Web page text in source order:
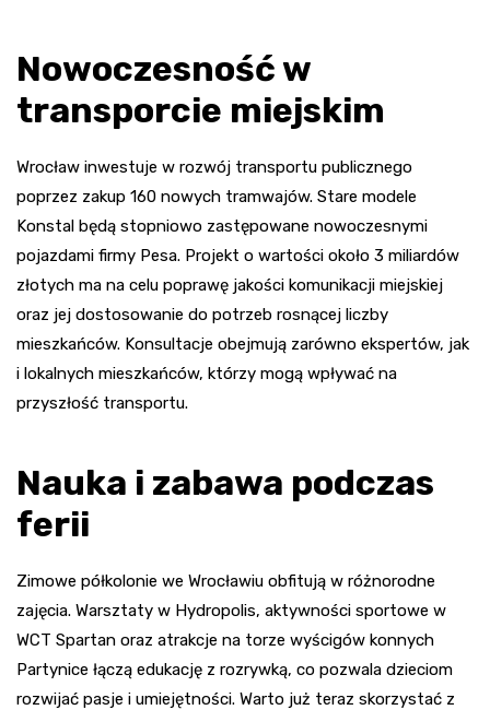
Nowoczesność w
transporcie miejskim
Wrocław inwestuje w rozwój transportu publicznego
poprzez zakup 160 nowych tramwajów. Stare modele
Konstal będą stopniowo zastępowane nowoczesnymi
pojazdami firmy Pesa. Projekt o wartości około 3 miliardów
złotych ma na celu poprawę jakości komunikacji miejskiej
oraz jej dostosowanie do potrzeb rosnącej liczby
mieszkańców. Konsultacje obejmują zarówno ekspertów, jak
i lokalnych mieszkańców, którzy mogą wpływać na
przyszłość transportu.
Nauka i zabawa podczas
ferii
Zimowe półkolonie we Wrocławiu obfitują w różnorodne
zajęcia. Warsztaty w Hydropolis, aktywności sportowe w
WCT Spartan oraz atrakcje na torze wyścigów konnych
Partynice łączą edukację z rozrywką, co pozwala dzieciom
rozwijać pasje i umiejętności. Warto już teraz skorzystać z